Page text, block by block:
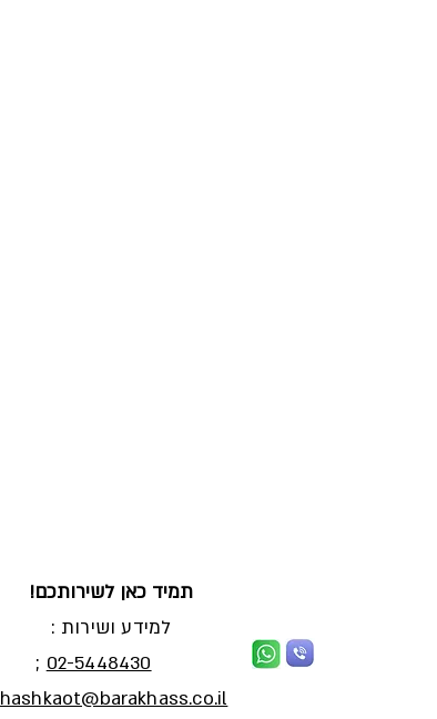
תמיד כאן לשירותכם!
למידע ושירות :
02-5448430
;
hashkaot@barakhass.co.il